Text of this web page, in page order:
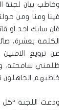
وخاطب بيان لجنة
فينا ومنا ومن
فان سابك احد او
الكلمة بعشرة،
عن ترويع
ظلمني سامحته،
خاطبهم الجاهلون
ودعت اللجنة “كل